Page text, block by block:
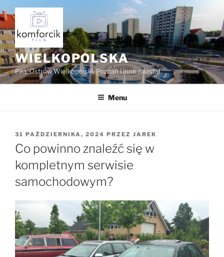
Przejdź
do
treści
WIELKOPOLSKA
Piła, Ostrów Wielkopolski, Poznań i inne miasta!
Menu
OPUBLIKOWANE
W
31 PAŹDZIERNIKA, 2024 PRZEZ JAREK
Co powinno znaleźć się w
kompletnym serwisie
samochodowym?